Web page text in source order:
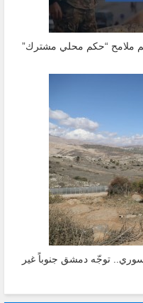
ملامح “حكم محلي مشترك”
توجّه دمشق جنوباً غير